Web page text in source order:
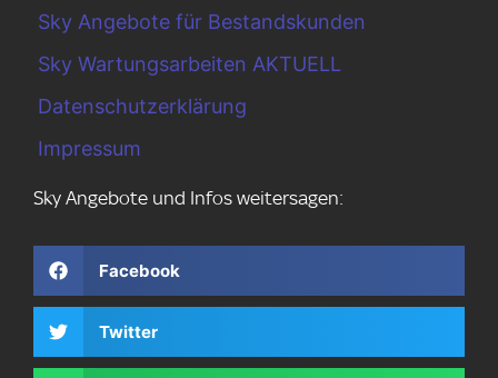
Sky Angebote für Bestandskunden
Sky Wartungsarbeiten AKTUELL
Datenschutzerklärung
Impressum
Sky Angebote und Infos weitersagen:
Facebook
Twitter